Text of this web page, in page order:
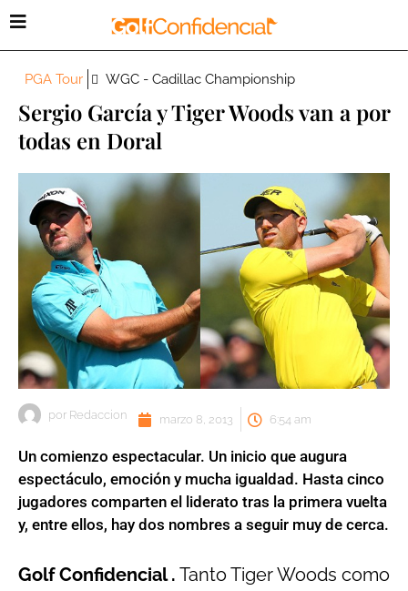
PGA Tour WGC - Cadillac Championship
Sergio García y Tiger Woods van a por
todas en Doral
por Redaccion marzo 8, 2013 6:54 am
Un comienzo espectacular. Un inicio que augura
espectáculo, emoción y mucha igualdad. Hasta cinco
jugadores comparten el liderato tras la primera vuelta
y, entre ellos, hay dos nombres a seguir muy de cerca.
Golf Confidencial . Tanto Tiger Woods como